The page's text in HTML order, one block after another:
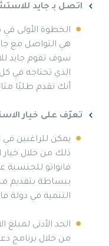
اتصل بـ جايد
الخطوة الأولى
سوف تقوم جايد
الذي تحتاجه في
أنك تقدم طلبًا
تعرّف على خيار
يمكن للراغبين
ذلك من خلال خيار
فانواتو
ببساطة بتقديم
التنمية في دولة
الحد الأدنى